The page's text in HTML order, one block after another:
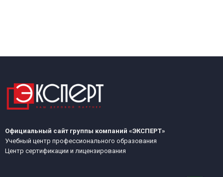
Официальный сайт группы компаний «ЭКСПЕРТ»
Учебный центр профессионального образования
Центр сертификации и лицензирования